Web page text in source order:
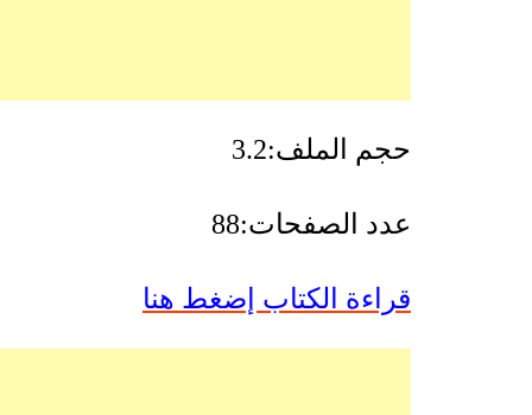
حجم الملف:3.2
عدد الصفحات:88
قراءة الكتاب إضغط هنا